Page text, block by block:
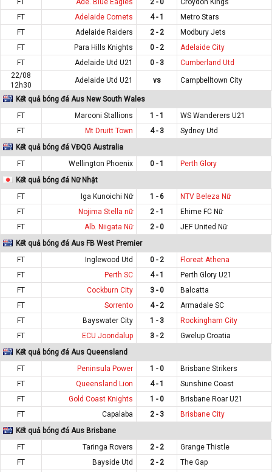
FT
Adelaide Comets 4 - 1
Metro Stars
FT
Adelaide Raiders 2 - 2
Modbury Jets
FT
Para Hills Knights 0 - 2
Adelaide City
FT
Adelaide Utd U21 0 - 3
Cumberland Utd
22/08
12h30
Adelaide Utd U21 vs Campbelltown City
Kết quả bóng đá Aus New South Wales
FT
Marconi Stallions 1 - 1
WS Wanderers U21
FT
Mt Druitt Town 4 - 3
Sydney Utd
Kết quả bóng đá VĐQG Australia
FT
Wellington Phoenix 0 - 1
Perth Glory
Kết quả bóng đá Nữ Nhật
FT
Iga Kunoichi Nữ 1 - 6
NTV Beleza Nữ
FT
Nojima Stella nữ 2 - 1
Ehime FC Nữ
FT
Alb. Niigata Nữ 2 - 0
JEF United Nữ
Kết quả bóng đá Aus FB West Premier
FT
Inglewood Utd 0 - 2
Floreat Athena
FT
Perth SC 4 - 1
Perth Glory U21
FT
Cockburn City 3 - 0
Balcatta
FT
Sorrento 4 - 2
Armadale SC
FT
Bayswater City 1 - 3
Rockingham City
FT
ECU Joondalup 3 - 2
Gwelup Croatia
Kết quả bóng đá Aus Queensland
FT
Peninsula Power 1 - 0
Brisbane Strikers
FT
Queensland Lion 4 - 1
Sunshine Coast
FT
Gold Coast Knights 1 - 0
Brisbane Roar U21
FT
Capalaba 2 - 3
Brisbane City
Kết quả bóng đá Aus Brisbane
FT
Taringa Rovers 2 - 2
Grange Thistle
FT
Bayside Utd 2 - 2
The Gap